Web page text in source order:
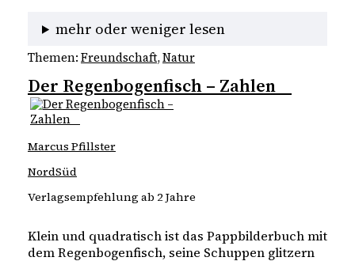
mehr oder weniger lesen
Themen: Freundschaft, Natur
Der Regenbogenfisch – Zahlen
Marcus Pfillster
NordSüd
Verlagsempfehlung ab 2 Jahre
Klein und quadratisch ist das Pappbilderbuch mit
dem Regenbogenfisch, seine Schuppen glitzern